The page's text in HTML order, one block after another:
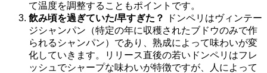
て温度を調整することもポイントです。
飲み頃を過ぎていた/早すぎた？
ドンペリはヴィンテー
ジシャンパン（特定の年に収穫されたブドウのみで作
られるシャンパン）であり、熟成によって味わいが変
化していきます。リリース直後の若いドンペリはフレ
ッシュでシャープな味わいが特徴ですが、人によって